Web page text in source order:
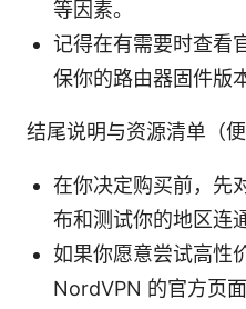
等因素。
记得在有需要时查看
保你的路由器固件版
结尾说明与资源清单（便
在你决定购买前，先
布和测试你的地区连
如果你愿意尝试高性
NordVPN 的官方页